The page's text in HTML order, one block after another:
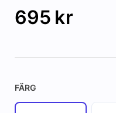
695 kr
FÄRG